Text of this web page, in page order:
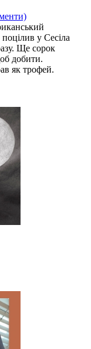
у Сесіла
Ще сорок
добити.
як трофей.